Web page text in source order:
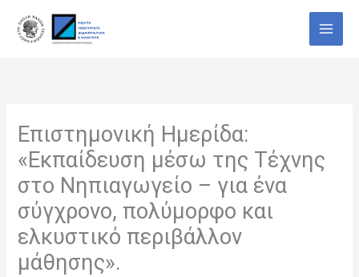
στο
Επιστημονική Ημερίδα:
«Εκπαίδευση μέσω της Τέχνης
στο Νηπιαγωγείο – για ένα
σύγχρονο, πολύμορφο και
ελκυστικό περιβάλλον
μάθησης».